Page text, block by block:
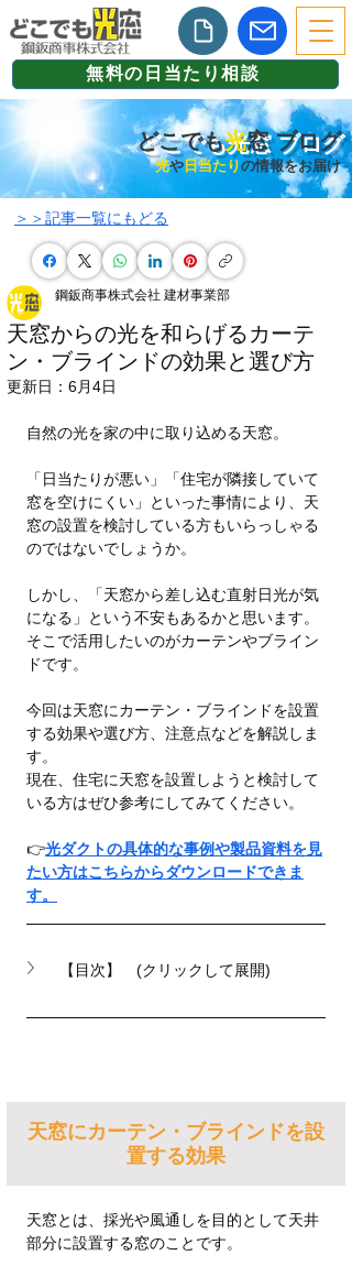
無料の日当たり相談
どこでも光窓 ブログ
光や日当たりの情報をお届け
​＞＞記事一覧にもどる
天窓からの光を和らげるカーテ
ン・ブラインドの効果と選び方
鋼鈑商事株式会社 建材事業部
更新日： 6月4日
自然の光を家の中に取り込める天窓。
「日当たりが悪い」「住宅が隣接していて
窓を空けにくい」といった事情により、天
窓の設置を検討している方もいらっしゃる
のではないでしょうか。
しかし、「天窓から差し込む直射日光が気
になる」という不安もあるかと思います。
そこで活用したいのがカーテンやブライン
ドです。
今回は天窓にカーテン・ブラインドを設置
する効果や選び方、注意点などを解説しま
す。
現在、住宅に天窓を設置しようと検討して
いる方はぜひ参考にしてみてください。
👉光ダクトの具体的な事例や製品資料を見
たい方はこちらからダウンロードできま
す。
【目次】　(クリックして展開)
天窓にカーテン・ブラインドを設
置する効果
天窓とは、採光や風通しを目的として天井
部分に設置する窓のことです。